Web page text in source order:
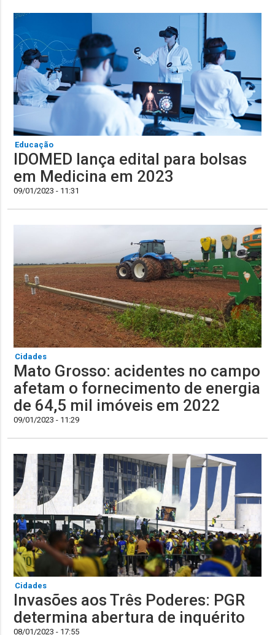
Educação
IDOMED lança edital para bolsas
em Medicina em 2023
09/01/2023 - 11:31
Cidades
Mato Grosso: acidentes no campo
afetam o fornecimento de energia
de 64,5 mil imóveis em 2022
09/01/2023 - 11:29
Cidades
Invasões aos Três Poderes: PGR
determina abertura de inquérito
08/01/2023 - 17:55